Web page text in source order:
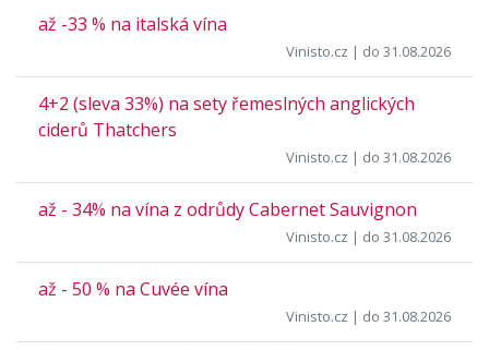
až -33 % na italská vína
Vinisto.cz | do 31.08.2026
4+2 (sleva 33%) na sety řemeslných anglických
ciderů Thatchers
Vinisto.cz | do 31.08.2026
až - 34% na vína z odrůdy Cabernet Sauvignon
Vinisto.cz | do 31.08.2026
až - 50 % na Cuvée vína
Vinisto.cz | do 31.08.2026